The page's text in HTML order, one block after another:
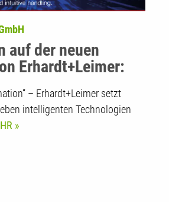
auf der neuen
Erhardt+Leimer:
– Erhardt+Leimer setzt
intelligenten Technologien